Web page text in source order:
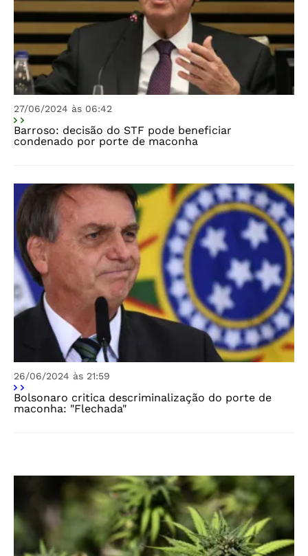
27/06/2024 às 06:42
Barroso: decisão do STF pode beneficiar
condenado por porte de maconha
26/06/2024 às 21:59
Bolsonaro critica descriminalização do porte de
maconha: "Flechada"